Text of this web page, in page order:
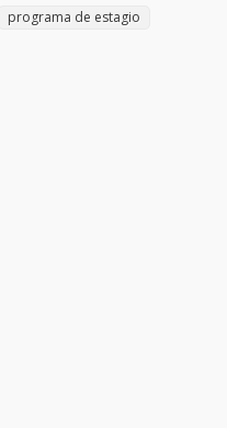
programa de estagio